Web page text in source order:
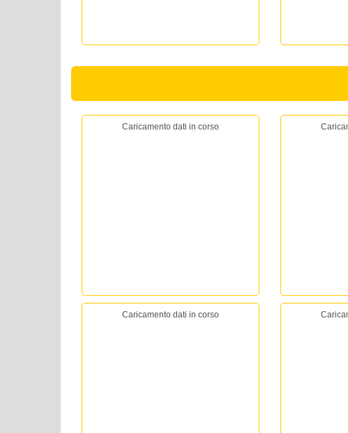
Caricamento dati in corso
Caricamento dati in corso